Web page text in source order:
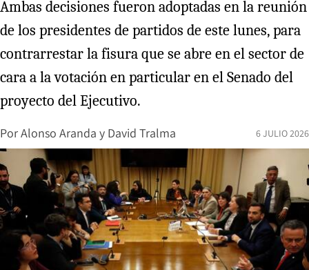
Ambas decisiones fueron adoptadas en la reunión
de los presidentes de partidos de este lunes, para
contrarrestar la fisura que se abre en el sector de
cara a la votación en particular en el Senado del
proyecto del Ejecutivo.
PorAlonso Aranda y David Tralma 6 JULIO 2026